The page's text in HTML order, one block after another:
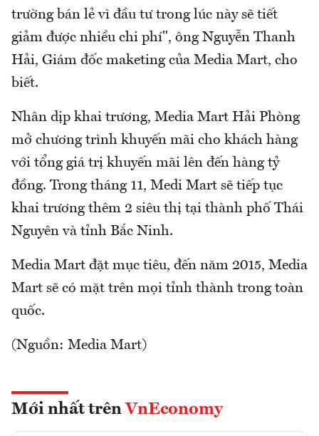
trường bán lẻ vì đầu tư trong lúc này sẽ tiết
giảm được nhiều chi phí", ông Nguyễn Thanh
Hải, Giám đốc maketing của Media Mart, cho
biết.
Nhân dịp khai trương, Media Mart Hải Phòng
mở chương trình khuyến mãi cho khách hàng
với tổng giá trị khuyến mãi lên đến hàng tỷ
đồng. Trong tháng 11, Medi Mart sẽ tiếp tục
khai trương thêm 2 siêu thị tại thành phố Thái
Nguyên và tỉnh Bắc Ninh.
Media Mart đặt mục tiêu, đến năm 2015, Media
Mart sẽ có mặt trên mọi tỉnh thành trong toàn
quốc.
(Nguồn: Media Mart)
Mới nhất trên VnEconomy